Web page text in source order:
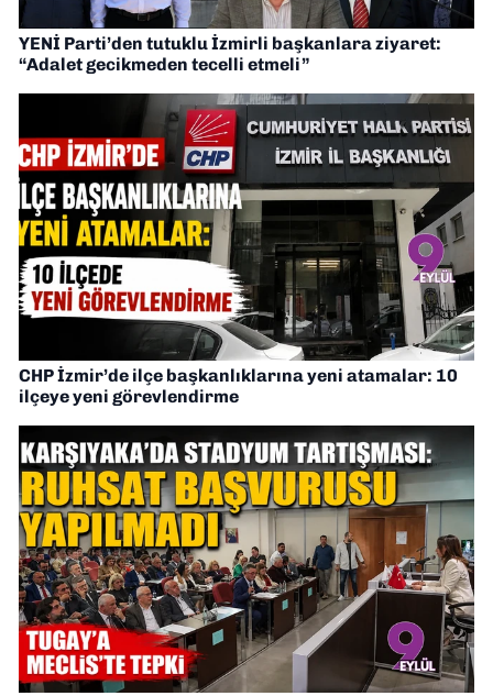
YENİ Parti’den tutuklu İzmirli başkanlara ziyaret:
“Adalet gecikmeden tecelli etmeli”
CHP İzmir’de ilçe başkanlıklarına yeni atamalar: 10
ilçeye yeni görevlendirme